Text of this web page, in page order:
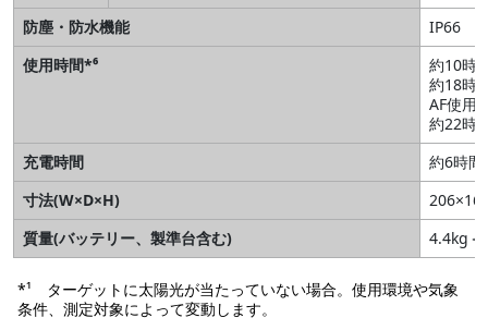
防塵・防水機能
IP66
使用時間*⁶
約10時
約18時
AF使用
約22時
充電時間
約6時間
寸法(W×D×H)
質量(バッテリー、製準台含む)
4.4kg＜
*¹ ターゲットに太陽光が当たっていない場合。使用環境や気象
条件、測定対象によって変動します。